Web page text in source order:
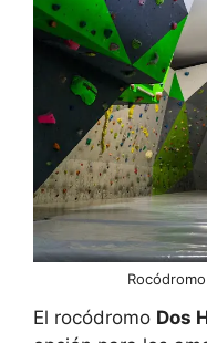
El rocódromo Dos